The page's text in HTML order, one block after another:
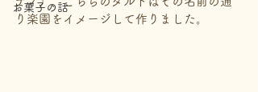
お菓子の話
り楽園をイメージして作りました。